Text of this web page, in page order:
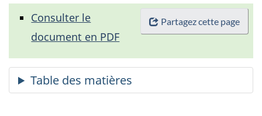
Partagez cette page
Consulter le
document en PDF